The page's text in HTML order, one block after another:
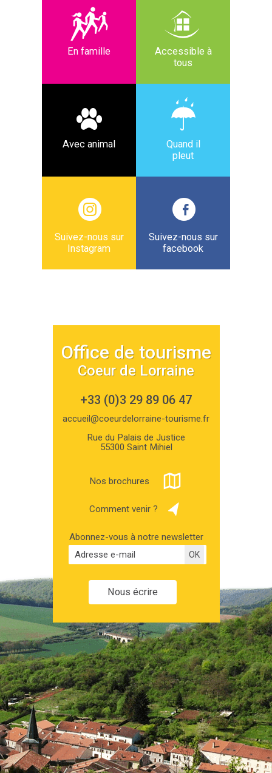
En famille
Accessible à
tous
Avec animal
Quand il
pleut
Suivez-nous sur
Instagram
Suivez-nous sur
facebook
Office de tourisme
Coeur de Lorraine
+33 (0)3 29 89 06 47
accueil@coeurdelorraine-tourisme.fr
Rue du Palais de Justice
55300 Saint Mihiel
Nos brochures
Comment venir ?
Abonnez-vous à notre newsletter
Nous écrire